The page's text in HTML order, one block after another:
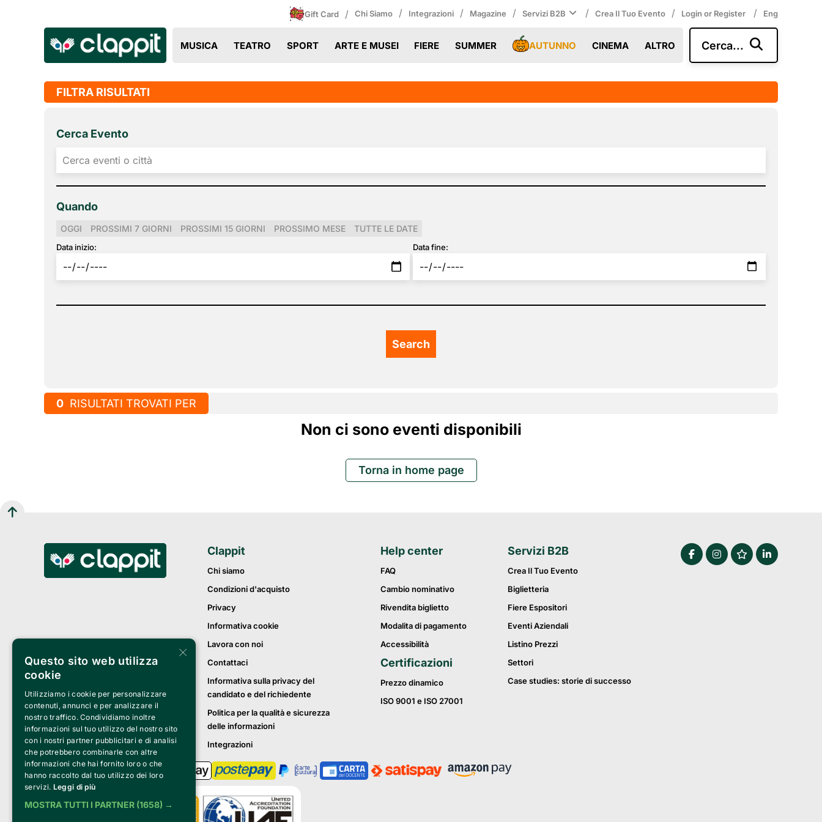
Gift Card / Chi Siamo / Integrazioni / Magazine / Servizi B2B / Crea Il Tuo Evento / Login or Register / Eng
MUSICA TEATRO SPORT ARTE E MUSEI FIERE SUMMER AUTUNNO CINEMA ALTRO Cerca...
FILTRA RISULTATI
Cerca Evento
Quando
OGGI PROSSIMI 7 GIORNI PROSSIMI 15 GIORNI PROSSIMO MESE TUTTE LE DATE
Data inizio: Data fine:
0 RISULTATI TROVATI PER
Non ci sono eventi disponibili
Torna in home page
Clappit
Chi siamo
Condizioni d'acquisto
Privacy
Informativa cookie
Lavora con noi
Contattaci
Informativa sulla privacy del
candidato e del richiedente
Politica per la qualità e sicurezza
delle informazioni
Integrazioni
Help center
FAQ
Cambio nominativo
Rivendita biglietto
Modalita di pagamento
Accessibilità
Certificazioni
Prezzo dinamico
ISO 9001 e ISO 27001
Servizi B2B
Crea Il Tuo Evento
Biglietteria
Fiere Espositori
Eventi Aziendali
Listino Prezzi
Settori
Case studies: storie di successo
×
Questo sito web utilizza
cookie
Utilizziamo i cookie per personalizzare
contenuti, annunci e per analizzare il
nostro traffico. Condividiamo inoltre
informazioni sul tuo utilizzo del nostro sito
con i nostri partner pubblicitari e di analisi
che potrebbero combinarle con altre
informazioni che hai fornito loro o che
hanno raccolto dal tuo utilizzo dei loro
servizi. Leggi di più
MOSTRA TUTTI I PARTNER (1658) →